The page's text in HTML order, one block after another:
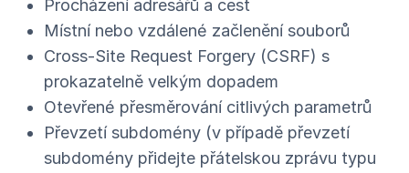
Procházení adresářů a cest
Místní nebo vzdálené začlenění souborů
Cross-Site Request Forgery (CSRF) s
prokazatelně velkým dopadem
Otevřené přesměrování citlivých parametrů
Převzetí subdomény (v případě převzetí
subdomény přidejte přátelskou zprávu typu